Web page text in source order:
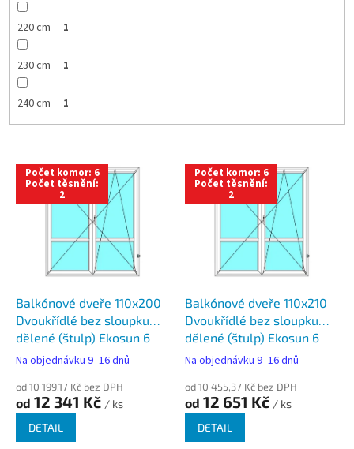
220 cm 1
230 cm 1
240 cm 1
V
p
Počet komor: 6
Počet těsnění:
2
Balkónové dveře 110x200
Dvoukřídlé bez sloupku
dělené (štulp) Ekosun 6
Na objednávku 9- 16 dnů
od 10 199,17 Kč bez DPH
od 12 341 Kč / ks
DETAIL
Počet komor: 6
Počet těsnění:
2
Balkónové dveře 110x210
Dvoukřídlé bez sloupku
dělené (štulp) Ekosun 6
Na objednávku 9- 16 dnů
od 10 455,37 Kč bez DPH
od 12 651 Kč / ks
DETAIL